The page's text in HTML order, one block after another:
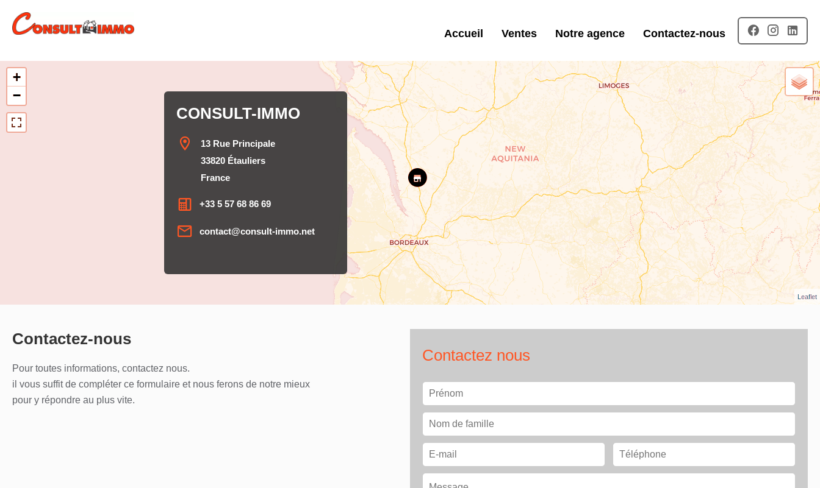
Accueil Ventes Notre agence Contactez-nous
+
−
Leaflet
CONSULT-IMMO
13 Rue Principale
33820 Étauliers
France
+33 5 57 68 86 69
contact@consult-immo.net
Contactez-nous
Pour toutes informations, contactez nous.
il vous suffit de compléter ce formulaire et nous ferons de notre mieux
pour y répondre au plus vite.
Contactez nous